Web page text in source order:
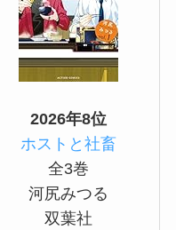
2026年8位
ホストと社畜
全3巻
河尻みつる
双葉社